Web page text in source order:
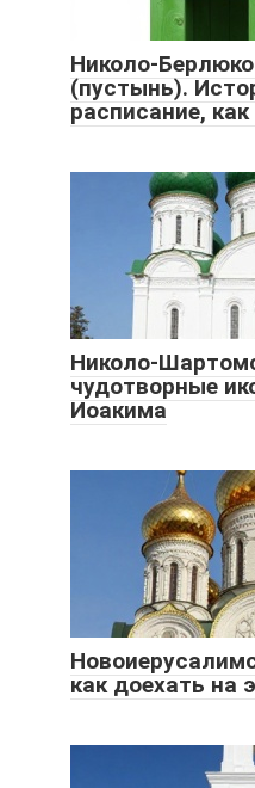
Николо-
(пустынь).
расписание,
Николо-
чудотворные
Иоакима
как доехать на